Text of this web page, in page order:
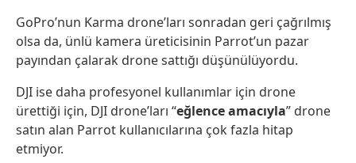
GoPro’nun Karma drone’ları sonradan geri çağrılmış
olsa da, ünlü kamera üreticisinin Parrot’un pazar
payından çalarak drone sattığı düşünülüyordu.
DJI ise daha profesyonel kullanımlar için drone
ürettiği için, DJI drone’ları “eğlence amacıyla” drone
satın alan Parrot kullanıcılarına çok fazla hitap
etmiyor.